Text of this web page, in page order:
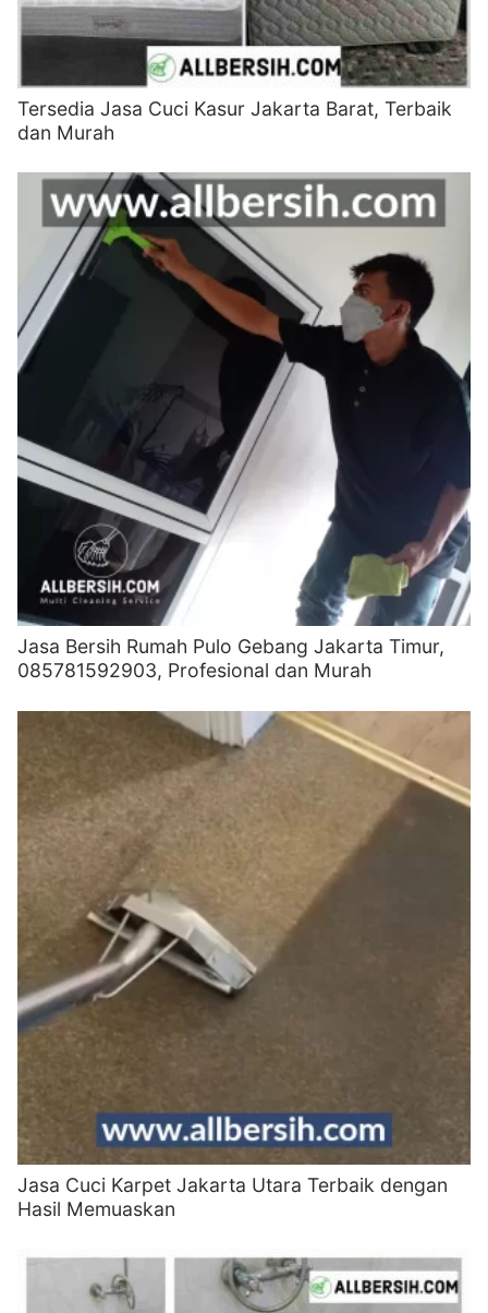
Tersedia Jasa Cuci Kasur Jakarta Barat, Terbaik
dan Murah
Jasa Bersih Rumah Pulo Gebang Jakarta Timur,
085781592903, Profesional dan Murah
Jasa Cuci Karpet Jakarta Utara Terbaik dengan
Hasil Memuaskan